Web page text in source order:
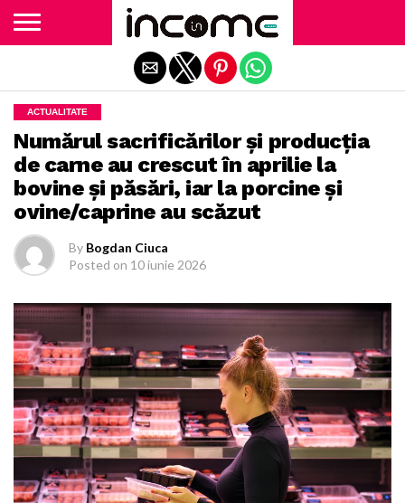
ACTUALITATE
Numărul sacrificărilor și producția
de carne au crescut în aprilie la
bovine și păsări, iar la porcine și
ovine/caprine au scăzut
By Bogdan Ciuca
Posted on 10 iunie 2026
Exit mobile version